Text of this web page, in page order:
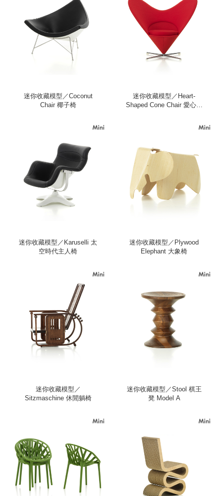
迷你收藏模型／Coconut
Chair 椰子椅
迷你收藏模型／Heart-
Shaped Cone Chair 愛心甜
迷你收藏模型／Karuselli 太
空時代主人椅
迷你收藏模型／Plywood
Elephant 大象椅
迷你收藏模型／
Sitzmaschine 休閒躺椅
迷你收藏模型／Stool 棋王
凳 Model A